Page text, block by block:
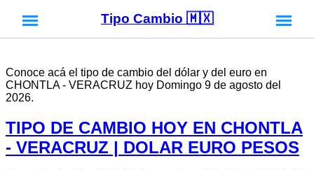
Tipo Cambio 🇲🇽
Conoce acá el tipo de cambio del dólar y del euro en
CHONTLA - VERACRUZ hoy Domingo 9 de agosto del
2026.
TIPO DE CAMBIO HOY EN CHONTLA
- VERACRUZ | DOLAR EURO PESOS